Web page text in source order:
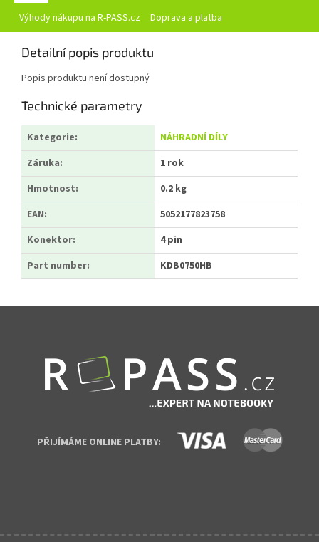
Výhody nákupu na R-PASS.cz Doprava a platba
Detailní popis produktu
Popis produktu není dostupný
Technické parametry
Kategorie:
NÁHRADNÍ DÍLY
Záruka:
1 rok
Hmotnost:
0.2 kg
EAN:
5052177823758
Konektor:
4 pin
Part number: KDB0750HB
PŘIJÍMÁME ONLINE PLATBY: